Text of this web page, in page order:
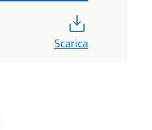
Scarica